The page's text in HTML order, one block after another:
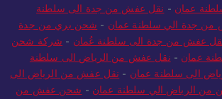
عمان - نقل عفش من جدة الى سلطنة
جدة الي سلطنة عمان - شحن بري من جدة
عفش من جدة الى سلطنة عُمان - شركة شحن
عمان - نقل عفش من الرياض الى سلطنة
الى سلطنة عمان - نقل عفش من الرياض الى
من الرياض الي سلطنة عمان - شحن عفش من